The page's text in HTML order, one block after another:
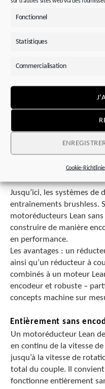
Fonctionnel
Statistiques
Commercialisation
Cookie-Richtlinie
considérablement
impliquant des
le cas du système de
– Udo Cyrol,
La
Jusqu’ici, les systèmes de
entraînements brushless.
motoréducteurs Lean
construire de manière
en performance.
Les avantages : un
ainsi qu’un réducteur à
combinés à un moteur
encodeur et robuste –
concepts machine sur
Entièrement sans
Un motoréducteur Lean
en continu de la vitesse
jusqu’à la vitesse de
total du couple. Il
fonctionne entièrement